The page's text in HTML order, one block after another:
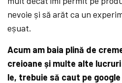
nevoie și să arăt ca un
eșuat.
Acum am baia plină de
creioane și multe alte
le, trebuie să caut pe